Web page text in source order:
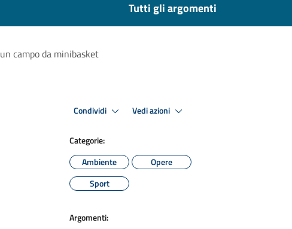
Tutti gli argomenti
campo da minibasket
Condividi Vedi azioni
Categorie:
Ambiente
Opere
Sport
Argomenti: